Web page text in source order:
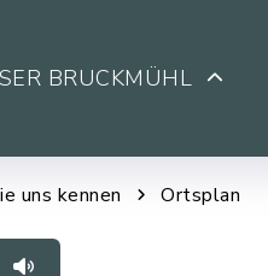
BRUCKMÜHL
uns kennen Ortsplan